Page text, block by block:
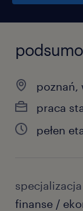
poznań,
praca
pełen
specjalizacja
finanse /